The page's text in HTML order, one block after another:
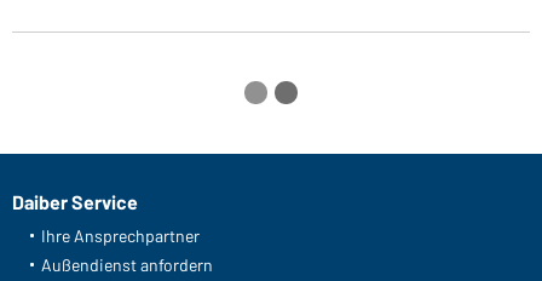
Daiber Service
Ihre Ansprechpartner
Außendienst anfordern